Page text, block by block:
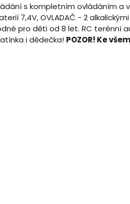
s kompletním ovládáním a
7,4V, OVLADAČ - 2
pro děti od 8 let. RC terénní
i dědečka! POZOR! Ke